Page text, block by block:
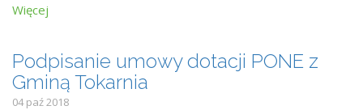
Więcej
Podpisanie umowy dotacji PONE z
Gminą Tokarnia
04 paź 2018